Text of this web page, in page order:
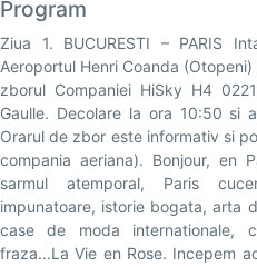
Program
Ziua 1. BUCURESTI – PARIS
Aeroportul Henri Coanda
zborul Companiei HiSky H4
Gaulle. Decolare la ora 10:50 si
Orarul de zbor este informativ si
compania aeriana). Bonjour, en
sarmul atemporal, Paris
impunatoare, istorie bogata, arta
case de moda internationale,
fraza...La Vie en Rose. Incepem